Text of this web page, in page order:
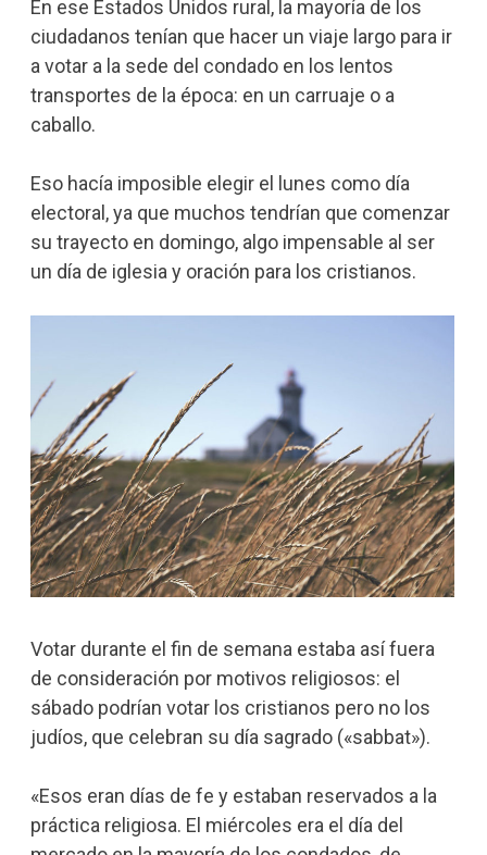
En ese Estados Unidos rural, la mayoría de los
ciudadanos tenían que hacer un viaje largo para ir
a votar a la sede del condado en los lentos
transportes de la época: en un carruaje o a
caballo.
Eso hacía imposible elegir el lunes como día
electoral, ya que muchos tendrían que comenzar
su trayecto en domingo, algo impensable al ser
un día de iglesia y oración para los cristianos.
Votar durante el fin de semana estaba así fuera
de consideración por motivos religiosos: el
sábado podrían votar los cristianos pero no los
judíos, que celebran su día sagrado («sabbat»).
«Esos eran días de fe y estaban reservados a la
práctica religiosa. El miércoles era el día del